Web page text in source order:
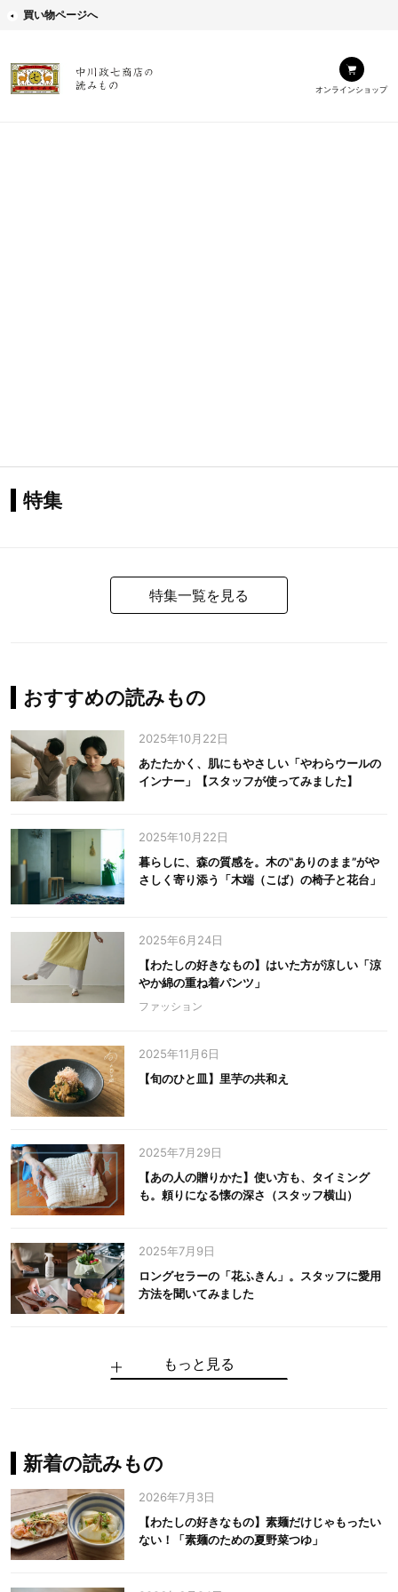
買い物ページへ
オンラインショップ
特集
特集一覧を見る
おすすめの読みもの
2025年10月22日
あたたかく、肌にもやさしい「やわらウールの
インナー」【スタッフが使ってみました】
2025年10月22日
暮らしに、森の質感を。木の‟ありのまま”がや
さしく寄り添う「木端（こば）の椅子と花台」
2025年6月24日
【わたしの好きなもの】はいた方が涼しい「涼
やか綿の重ね着パンツ」
ファッション
2025年11月6日
【旬のひと皿】里芋の共和え
2025年7月29日
【あの人の贈りかた】使い方も、タイミング
も。頼りになる懐の深さ（スタッフ横山）
2025年7月9日
ロングセラーの「花ふきん」。スタッフに愛用
方法を聞いてみました
手仕事だからできる“いいもの”を作り続ける。
麻の老舗が届けたい、麻の魅力をのせた衣「中
中川政七商店の謎を解く、6つの問いと1つの答
100年先の日本に工芸があるように。中川政七
中川政七商店スタッフが綴る「今日も、土鍋ま
【わたしの好きなもの】素麺だけじゃもったい
もっと見る
新着の読みもの
2026年7月3日
【わたしの好きなもの】素麺だけじゃもったい
ない！「素麺のための夏野菜つゆ」